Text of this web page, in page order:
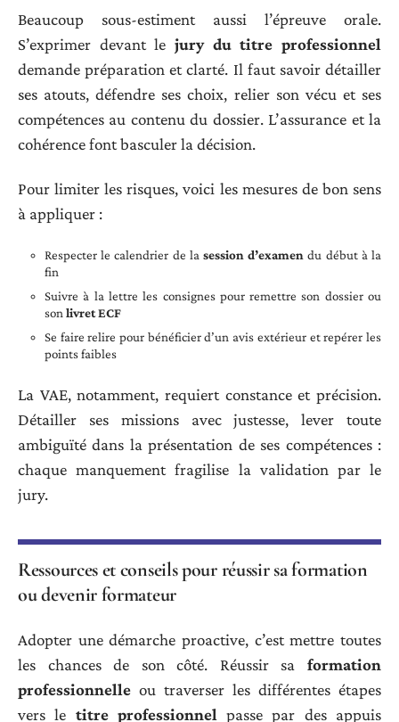
Beaucoup sous-estiment aussi l’épreuve orale.
S’exprimer devant le jury du titre professionnel
demande préparation et clarté. Il faut savoir détailler
ses atouts, défendre ses choix, relier son vécu et ses
compétences au contenu du dossier. L’assurance et la
cohérence font basculer la décision.
Pour limiter les risques, voici les mesures de bon sens
à appliquer :
Respecter le calendrier de la session d’examen du début à la
fin
Suivre à la lettre les consignes pour remettre son dossier ou
son livret ECF
Se faire relire pour bénéficier d’un avis extérieur et repérer les
points faibles
La VAE, notamment, requiert constance et précision.
Détailler ses missions avec justesse, lever toute
ambiguïté dans la présentation de ses compétences :
chaque manquement fragilise la validation par le
jury.
Ressources et conseils pour réussir sa formation
ou devenir formateur
Adopter une démarche proactive, c’est mettre toutes
les chances de son côté. Réussir sa formation
professionnelle ou traverser les différentes étapes
vers le titre professionnel passe par des appuis